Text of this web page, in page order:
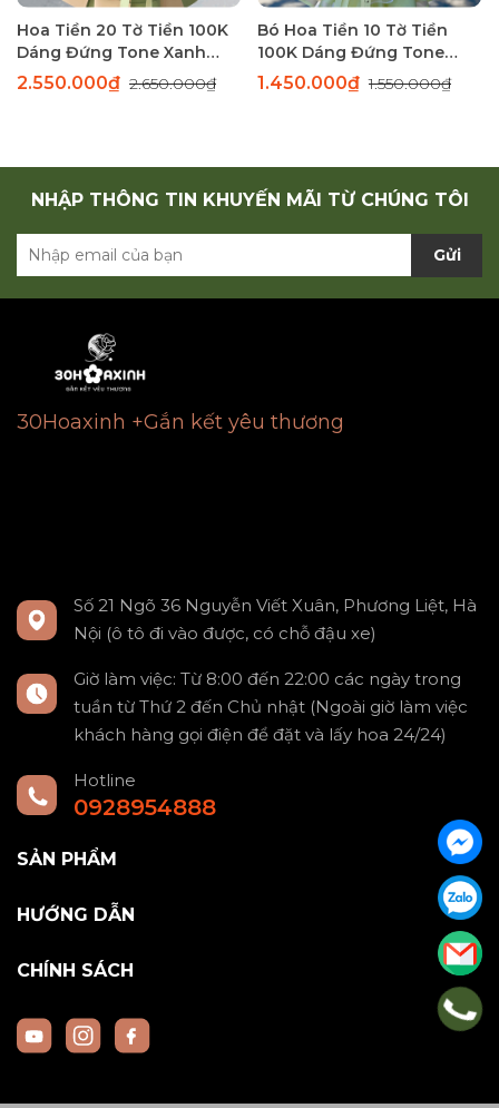
Hoa Tiền 20 Tờ Tiền 100K
Dáng Đứng Tone Xanh
Sang Trọng
2.550.000₫ 2.650.000₫
Bó Hoa Tiền 10 Tờ Tiền
100K Dáng Đứng Tone
Xanh Thanh Lịch
1.450.000₫1.550.000₫
NHẬP THÔNG TIN KHUYẾN MÃI TỪ CHÚNG TÔI
Gửi
30Hoaxinh +Gắn kết yêu thương
Số 21 Ngõ 36 Nguyễn Viết Xuân, Phương Liệt, Hà
Nội (ô tô đi vào được, có chỗ đậu xe)
Giờ làm việc: Từ 8:00 đến 22:00 các ngày trong
tuần từ Thứ 2 đến Chủ nhật (Ngoài giờ làm việc
khách hàng gọi điện để đặt và lấy hoa 24/24)
Hotline
0928954888
SẢN PHẨM
HƯỚNG DẪN
CHÍNH SÁCH